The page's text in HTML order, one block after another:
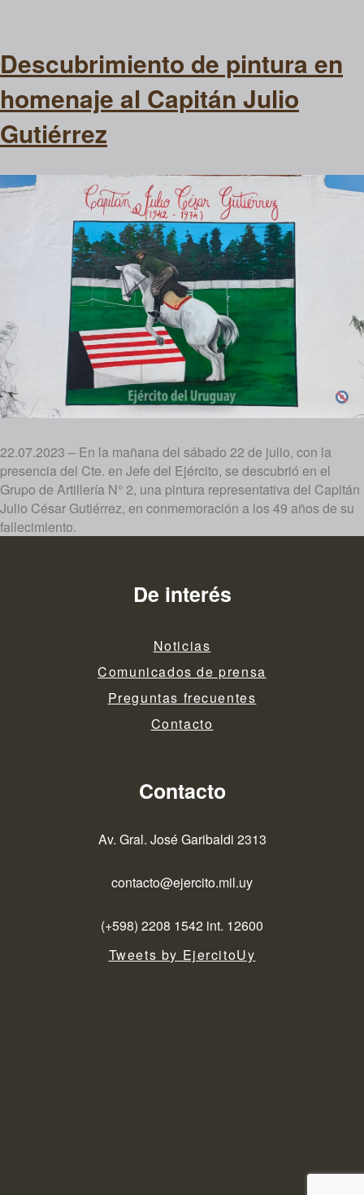
Descubrimiento de pintura en
homenaje al Capitán Julio
Gutiérrez
22.07.2023 – En la mañana del sábado 22 de julio, con la
presencia del Cte. en Jefe del Ejército, se descubrió en el
Grupo de Artillería N° 2, una pintura representativa del Capitán
Julio César Gutiérrez, en conmemoración a los 49 años de su
fallecimiento.
De interés
Noticias
Comunicados de prensa
Preguntas frecuentes
Contacto
Contacto
Av. Gral. José Garibaldi 2313
contacto@ejercito.mil.uy
(+598) 2208 1542 int. 12600
Tweets by EjercitoUy